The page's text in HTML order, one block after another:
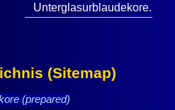
Unterglasurblaudekore.
(Sitemap)
(prepared)